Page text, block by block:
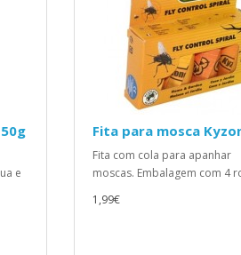
e
Fita para mosca
Fita com cola para apanhar
moscas. Embalagem com 4
1,99€